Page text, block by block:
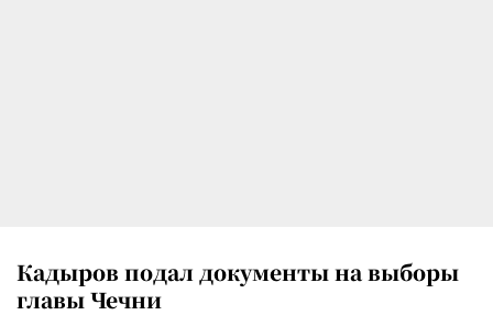
Кадыров подал документы на выборы
главы Чечни